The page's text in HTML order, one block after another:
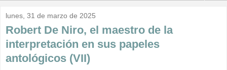
lunes, 31 de marzo de 2025
Robert De Niro, el maestro de la
interpretación en sus papeles
antológicos (VII)